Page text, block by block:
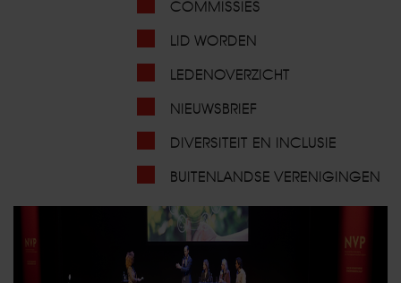
COMMISSIES
LID WORDEN
LEDENOVERZICHT
NIEUWSBRIEF
DIVERSITEIT EN INCLUSIE
BUITENLANDSE VERENIGINGEN